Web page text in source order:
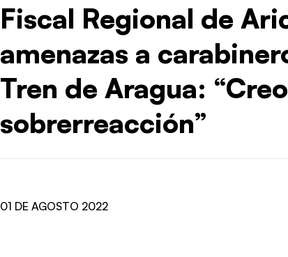
Fiscal Regional de
amenazas a
Tren de Aragua:
sobrerreacción”
01 DE AGOSTO 2022